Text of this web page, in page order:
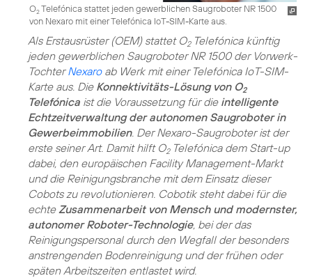
O2Telefónica stattet jeden gewerblichen Saugroboter NR 1500
von Nexaro mit einer Telefónica IoT-SIM-Karte aus.
Als Erstausrüster (OEM) stattet O2Telefónica künftig
jeden gewerblichen Saugroboter NR 1500 der Vorwerk-
TochterNexaroab Werk mit einer Telefónica IoT-SIM-
Karte aus. Die Konnektivitäts-Lösung von O2
Telefónica ist die Voraussetzung für die intelligente
Echtzeitverwaltung der autonomen Saugroboter in
Gewerbeimmobilien. Der Nexaro-Saugroboter ist der
erste seiner Art. Damit hilft O2Telefónica dem Start-up
dabei, den europäischen Facility Management-Markt
und die Reinigungsbranche mit dem Einsatz dieser
Cobots zu revolutionieren. Cobotik steht dabei für die
echte Zusammenarbeit von Mensch und modernster,
autonomer Roboter-Technologie, bei der das
Reinigungspersonal durch den Wegfall der besonders
anstrengenden Bodenreinigung und der frühen oder
späten Arbeitszeiten entlastet wird.